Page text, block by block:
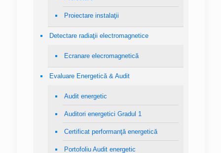
Proiectare instalaţii
Detectare radiaţii electromagnetice
Ecranare elecromagnetică
Evaluare Energetică & Audit
Audit energetic
Auditori energetici Gradul 1
Certificat performanţă energetică
Portofoliu Audit energetic